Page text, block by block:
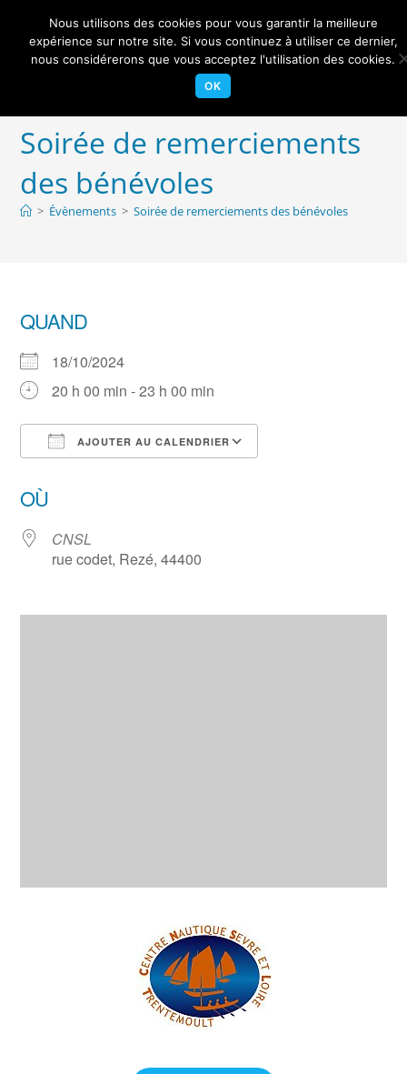
contentCentre Nautique Sèvre et Loire Menu
Soirée de remerciements
des bénévoles
> Évènements > Soirée de remerciements des bénévoles
QUAND
18/10/2024
20 h 00 min - 23 h 00 min
AJOUTER AU CALENDRIER
OÙ
CNSL
rue codet, Rezé, 44400
Nous utilisons des cookies pour vous garantir la meilleure
expérience sur notre site. Si vous continuez à utiliser ce dernier,
nous considérerons que vous acceptez l'utilisation des cookies.
OK